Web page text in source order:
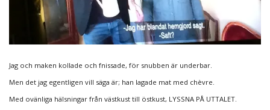
Jag och maken kollade och fnissade, för snubben är underbar.
Men det jag egentligen vill säga är; han lagade mat med chèvre.
Med ovänliga hälsningar från västkust till östkust, LYSSNA PÅ UTTALET.